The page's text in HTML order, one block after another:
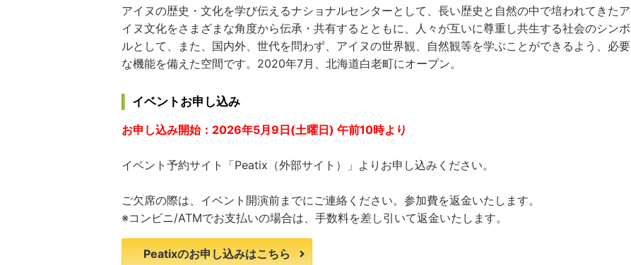
アイヌの歴史・文化を学び伝えるナショナルセンターとして、長い歴史と自然の中で培われてきたア
イヌ文化をさまざまな角度から伝承・共有するとともに、人々が互いに尊重し共生する社会のシンボ
ルとして、また、国内外、世代を問わず、アイヌの世界観、自然観等を学ぶことができるよう、必要
な機能を備えた空間です。2020年7月、北海道白老町にオープン。
イベントお申し込み
お申し込み開始：2026年5月9日(土曜日) 午前10時より
イベント予約サイト「Peatix （外部サイト）」よりお申し込みください。
ご欠席の際は、イベント開演前までにご連絡ください。参加費を返金いたします。
※コンビニ/ATMでお支払いの場合は、手数料を差し引いて返金いたします。
Peatixのお申し込みはこちら